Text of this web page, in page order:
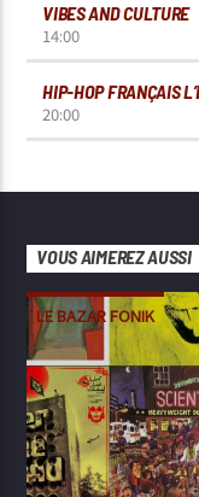
VIBES AND CULTURE
14:00
HIP-HOP FRANÇAIS
20:00
VOUS AIMEREZ AUSSI
LE BAZAR FONIK